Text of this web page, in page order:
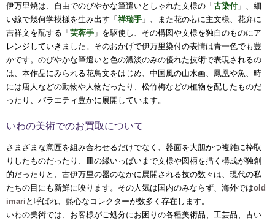
伊万里焼は、自由でのびやかな筆遣いとしゃれた文様の「 古染付」、細
い線で幾何学模様を生み出す「 祥瑞手 」、また花の芯に主文様、花弁に
吉祥文を配する「 芙蓉手 」を駆使し、その構図や文様を独自のものにア
レンジしていきました。そのおかげで伊万里染付の表情は青一色でも豊
かです。のびやかな筆遣いと色の濃淡のみの優れた技術で表現されるの
は、本作品にみられる花鳥文をはじめ、中国風の山水画、鳳凰や魚、時
には唐人などの動物や人物だったり、松竹梅などの植物を配したものだ
ったり、バラエティ豊かに展開しています。
いわの美術でのお買取について
さまざまな意匠を組み合わせるだけでなく、器面を大胆かつ複雑に枠取
りしたものだったり、皿の縁いっぱいまで文様や図柄を描く構成が独創
的だったりと、古伊万里の器のなかに展開される技の数々は、現代の私
たちの目にも新鮮に映ります。その人気は国内のみならず、海外ではold
imari と呼ばれ、熱心なコレクターが数多く存在します。
いわの美術では、お客様がご処分にお困りの各種美術品、工芸品、古い